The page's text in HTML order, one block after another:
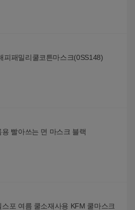
피패밀리쿨코튼마스크(0SS148)
용 빨아쓰는 면 마스크 블랙
스포 여름 쿨소재사용 KFM 쿨마스크